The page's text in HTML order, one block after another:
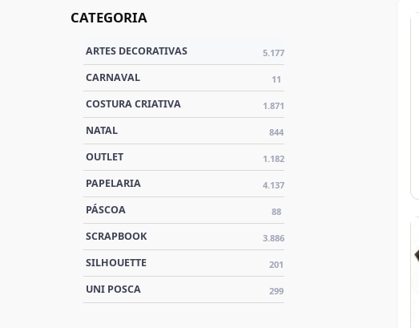
CATEGORIA
ARTES DECORATIVAS 5.177
CARNAVAL 11
COSTURA CRIATIVA 1.871
NATAL 844
OUTLET 1.182
PAPELARIA 4.137
PÁSCOA 88
SCRAPBOOK 3.886
SILHOUETTE 201
UNI POSCA 299